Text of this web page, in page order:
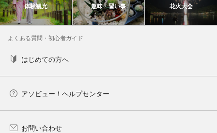
体験観光 趣味・習い事 花火大会
よくある質問・初心者ガイド
はじめての方へ
アソビュー！ヘルプセンター
お問い合わせ